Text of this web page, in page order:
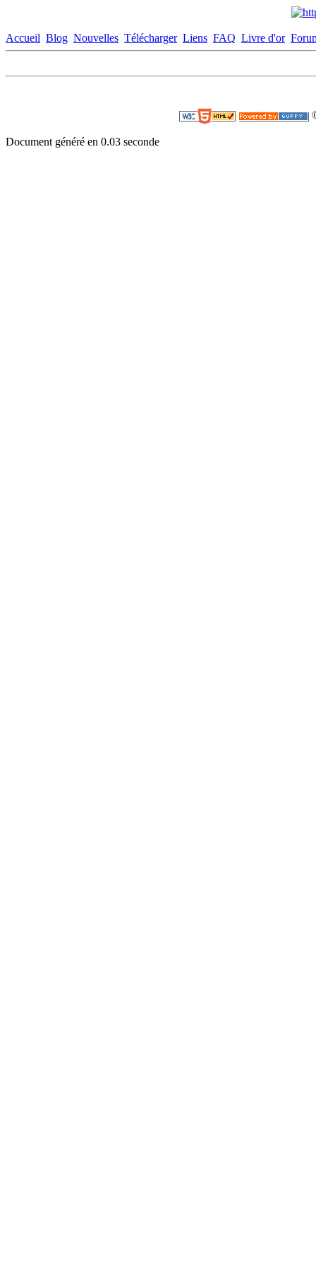
Accueil Blog Nouvelles Télécharger Liens FAQ Livre d'or
Document généré en 0.03 seconde